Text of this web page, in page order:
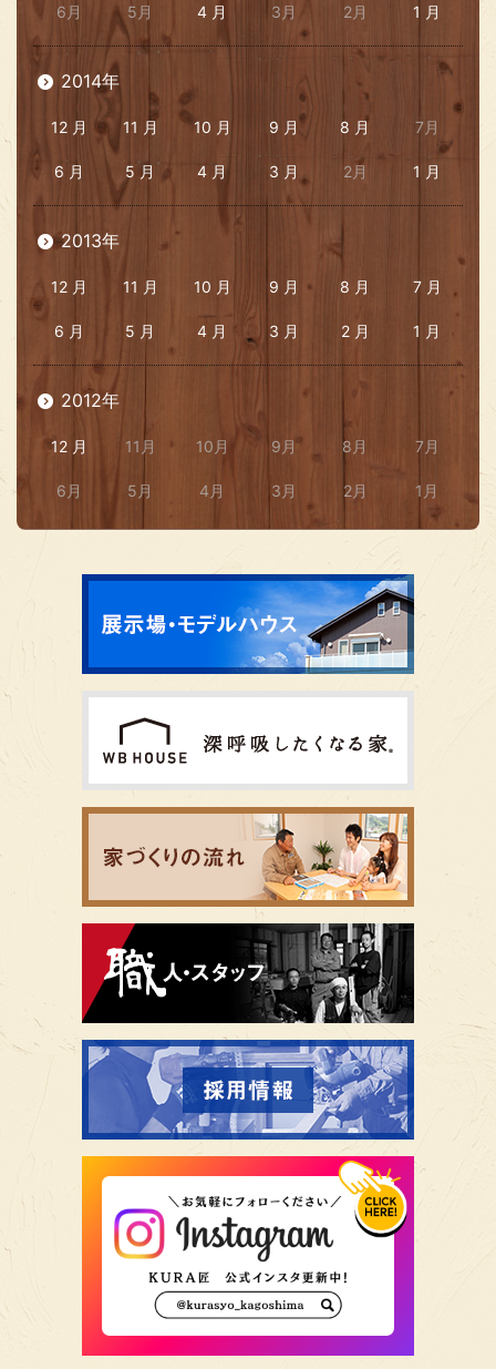
6月 5月 4 月 3月 2月 1 月
2014年
12 月 11 月 10 月 9 月 8 月 7月
6 月 5 月 4 月 3 月 2月 1 月
2013年
12 月 11 月 10 月 9 月 8 月 7 月
6 月 5 月 4 月 3 月 2 月 1 月
2012年
12 月 11月 10月 9月 8月 7月
6月 5月 4月 3月 2月 1月